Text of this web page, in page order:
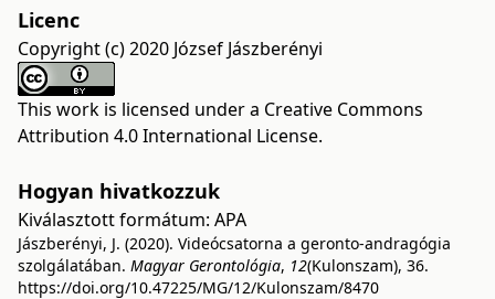
Licenc
Copyright (c) 2020 József Jászberényi
This work is licensed under a Creative Commons
Attribution 4.0 International License.
Hogyan hivatkozzuk
Kiválasztott formátum: APA
Jászberényi, J. (2020). Videócsatorna a geronto-andragógia
szolgálatában. Magyar Gerontológia, 12(Kulonszam), 36.
https://doi.org/10.47225/MG/12/Kulonszam/8470